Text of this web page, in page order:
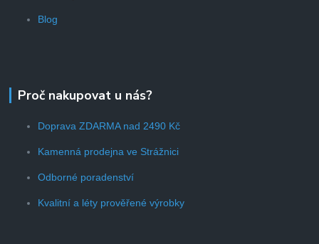
Blog
Proč nakupovat u nás?
Doprava ZDARMA nad 2490 Kč
Kamenná prodejna ve Strážnici
Odborné poradenství
Kvalitní a léty prověřené výrobky